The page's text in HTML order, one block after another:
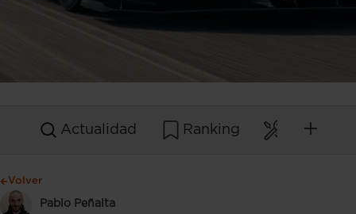
Actualidad Ranking
Volver
Pablo Peñalta